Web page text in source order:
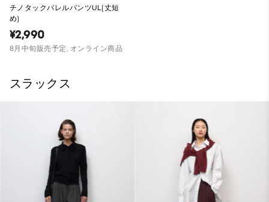
チノタックバレルパンツUL(丈短
め)
¥2,990
8月中旬販売予定, オンライン商品
スラックス